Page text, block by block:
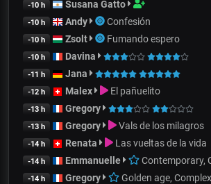
-10 h Susana Gatto
-10 h Andy Confesión
-10 h Zsolt Fumando espero
-10 h Davina
-11 h Jana
-12 h Malex El pañuelito
-13 h Gregory
-13 h Gregory Vals de los milagros
-14 h Renata Las vueltas de la vida
-14 h Emmanuelle Contemporary,
-14 h Gregory Golden age,